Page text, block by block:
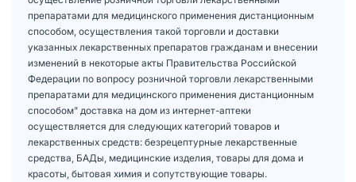
препаратами для медицинского применения дистанционным
способом, осуществления такой торговли и доставки
указанных лекарственных препаратов гражданам и внесении
изменений в некоторые акты Правительства Российской
Федерации по вопросу розничной торговли лекарственными
препаратами для медицинского применения дистанционным
способом" доставка на дом из интернет-аптеки
осуществляется для следующих категорий товаров и
лекарственных средств: безрецептурные лекарственные
средства, БАДы, медицинские изделия, товары для дома и
красоты, бытовая химия и сопутствующие товары.